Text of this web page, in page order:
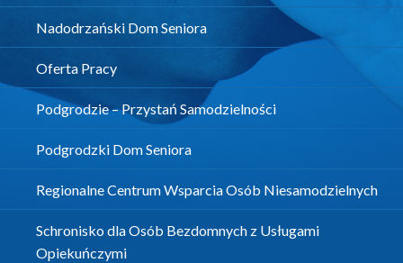
Nadodrzański Dom Seniora
Oferta Pracy
Podgrodzie – Przystań Samodzielności
Podgrodzki Dom Seniora
Regionalne Centrum Wsparcia Osób Niesamodzielnych
Schronisko dla Osób Bezdomnych z Usługami
Opiekuńczymi